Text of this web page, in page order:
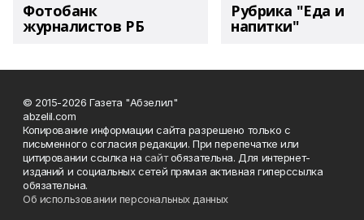
Фотобанк
журналистов РБ
Рубрика "Еда и
напитки"
© 2015-2026 Газета "Абзелил"
abzelil.com
Копирование информации сайта разрешено только с
письменного согласия редакции. При перепечатке или
цитировании ссылка на сайтобязательна. Для интернет-
изданий и социальных сетей прямая активная гиперссылка
обязательна.
Об использовании персональных данных